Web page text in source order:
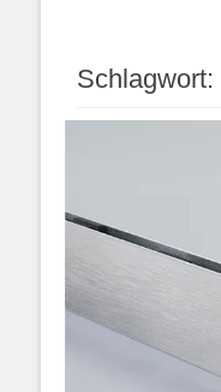
Schlagwort: